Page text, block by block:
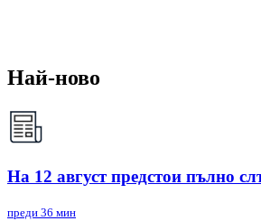
Най-ново
На 12 август предстои пълно
преди 36 мин